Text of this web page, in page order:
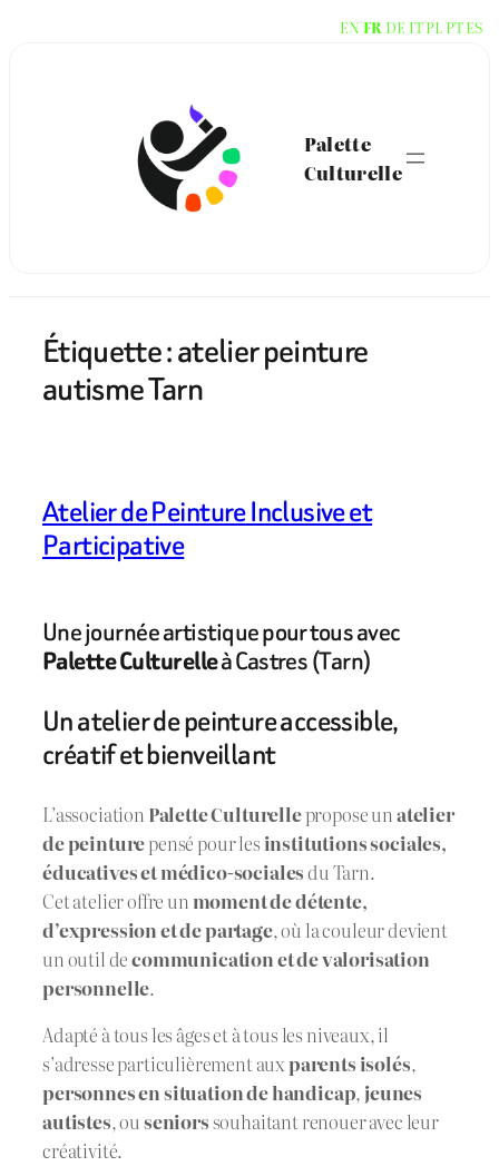
Palette
Culturelle
Étiquette :atelier peinture
autisme Tarn
Atelier de Peinture Inclusive et
Participative
Une journée artistique pour tous avec
Palette Culturelleà Castres (Tarn)
Un atelier de peinture accessible,
créatif et bienveillant
L’association Palette Culturellepropose unatelier
de peinturepensé pour lesinstitutions sociales,
éducatives et médico-socialesdu Tarn.
Cet atelier offre un moment de détente,
d’expression et de partage, où la couleur devient
un outil decommunication et de valorisation
personnelle.
Adapté à tous les âges et à tous les niveaux, il
s’adresse particulièrement auxparents isolés,
personnes en situation de handicap, jeunes
autistes, ouseniorssouhaitant renouer avec leur
créativité.
EN FR DE ITPL PTES